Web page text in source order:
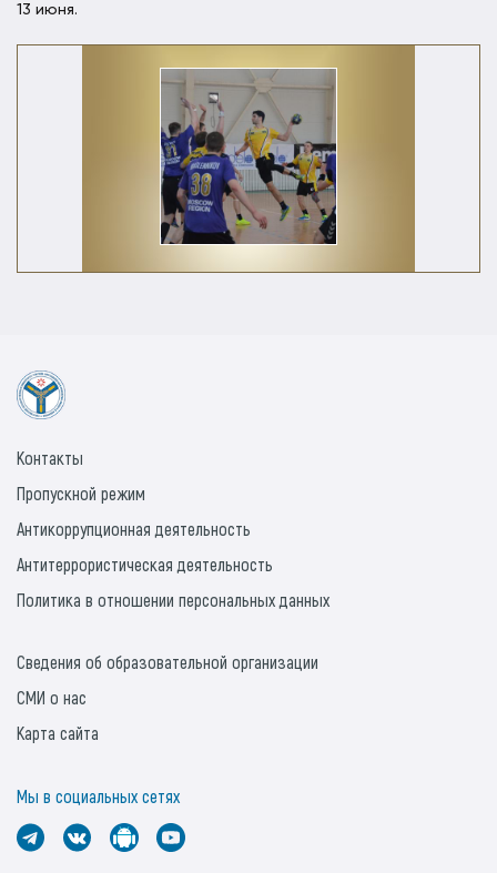
13 июня.
Контакты
Пропускной режим
Антикоррупционная деятельность
Антитеррористическая деятельность
Политика в отношении персональных данных
Сведения об образовательной организации
СМИ о нас
Карта сайта
Мы в социальных сетях